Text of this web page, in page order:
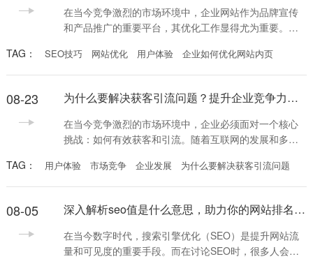
牌”的成功之道。首先，我们需要理解什么是真正的“好
用”。
在当今竞争激烈的市场环境中，企业网站作为品牌宣传
和产品推广的重要平台，其优化工作显得尤为重要。尤
关系到用户的浏览体验。那么，企业如何优化网站内
页，从而提升曝光度和转化率呢？本文将为您提供一系
列有效的优化策略。 首先，关键字研究是优化网站内页
的关键第一步。企业在建立内页内容时，需深入了解用
户的搜索习惯，通过工具或竞争分析找到相关的长尾关
键字。这些
TAG： SEO技巧 网站优化 用户体验 企业如何优化网站内页
08-23 为什么要解决获客引流问题？提升企业竞争力的关键所在
在当今竞争激烈的市场环境中，企业必须面对一个核心
挑战：如何有效获客和引流。随着互联网的发展和多元
的竞争中脱颖而出，不仅需要有优质的产品和服务，更
需要一个有效的获客引流策略。那么，为什么要解决获
客引流问题？本文将为您深入解析。 首先，获客引流是
企业生存与发展的基础。无论是初创公司还是大型企
业，客户都是企业营收的核心来源。没有客户，产品再
好也是空谈
TAG： 用户体验 市场竞争 企业发展 为什么要解决获客引流问题
08-05 深入解析seo值是什么意思，助力你的网站排名提升
在当今数字时代，搜索引擎优化（SEO）是提升网站流
量和可见度的重要手段。而在讨论SEO时，很多人会听